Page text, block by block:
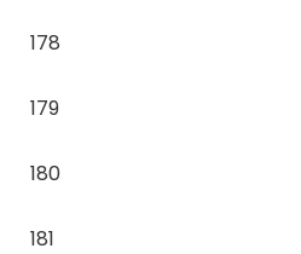
178
179
180
181